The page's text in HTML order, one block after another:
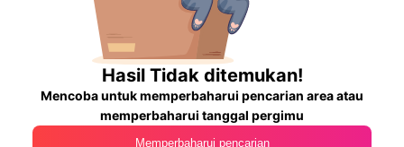
Hasil Tidak ditemukan!
Mencoba untuk memperbaharui pencarian area atau
memperbaharui tanggal pergimu
Memperbaharui pencarian